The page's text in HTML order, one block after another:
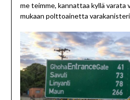
me teimme, kannattaa kyllä varata
mukaan polttoainetta